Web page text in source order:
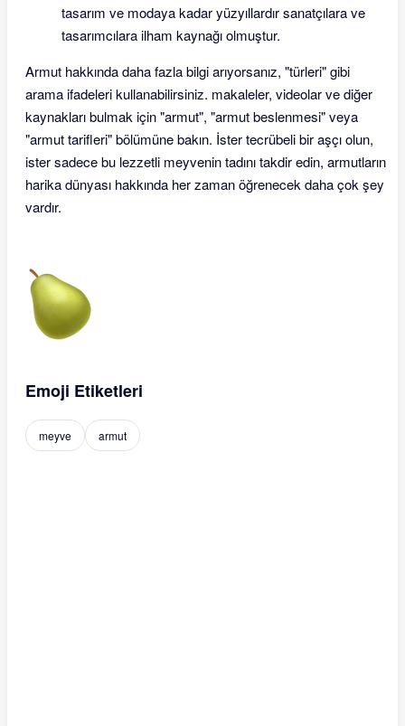
tasarım ve modaya kadar yüzyıllardır sanatçılara ve
tasarımcılara ilham kaynağı olmuştur.
Armut hakkında daha fazla bilgi arıyorsanız, "türleri" gibi
arama ifadeleri kullanabilirsiniz. makaleler, videolar ve diğer
kaynakları bulmak için "armut", "armut beslenmesi" veya
"armut tarifleri" bölümüne bakın. İster tecrübeli bir aşçı olun,
ister sadece bu lezzetli meyvenin tadını takdir edin, armutların
harika dünyası hakkında her zaman öğrenecek daha çok şey
vardır.
Emoji Etiketleri
meyve armut